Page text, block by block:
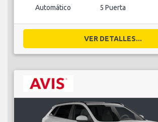
Automático 5 Puerta
VER DETALLES...